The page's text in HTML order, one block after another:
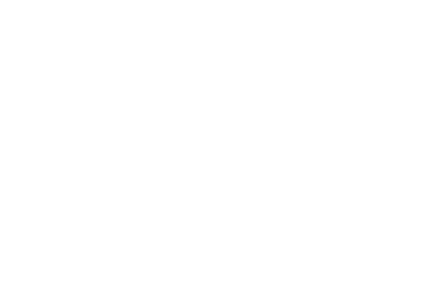
in, Heupen: 112 cm / 44 in, Kleur: Zwart, Maat: M